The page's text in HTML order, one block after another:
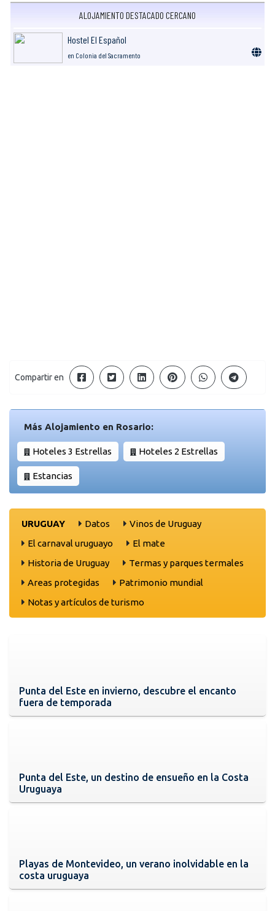
ALOJAMIENTO DESTACADO CERCANO
Hostel El Español
en Colonia del Sacramento
Compartir en
Más Alojamiento en Rosario:
Hoteles 3 Estrellas Hoteles 2 Estrellas
Estancias
URUGUAY Datos
Vinos de Uruguay
El carnaval uruguayo
El mate
Historia de Uruguay
Termas y parques termales
Areas protegidas
Patrimonio mundial
Notas y artículos de turismo
Punta del Este en invierno, descubre el encanto
fuera de temporada
Punta del Este, un destino de ensueño en la Costa
Uruguaya
Playas de Montevideo, un verano inolvidable en la
costa uruguaya